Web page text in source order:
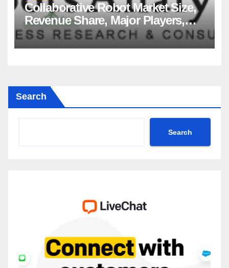
Collaborative Robot Market Size,
Revenue Share, Major Players,
Growth Analysis, and Forecast,
2035
Search
Search